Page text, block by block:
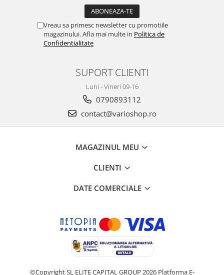
Vreau sa primesc newsletter cu promotiile
magazinului. Afla mai multe in Politica de
Confidentialitate
SUPORT CLIENTI
Luni - Vineri 09-16
0790893112
contact@varioshop.ro
MAGAZINUL MEU
CLIENTI
DATE COMERCIALE
©Copyright SL ELITE CAPITAL GROUP 2026 Platforma E-